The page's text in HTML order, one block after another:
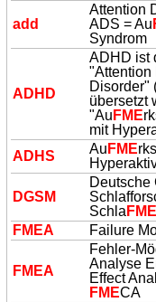
add
Attention
ADS = Au
Syndrom
ADHD
ADHD ist
"Attention
Disorder"
übersetzt
"Au FME
mit
ADHS Au FME
DGSM
Deutsche
Schla
FMEA Failure
FMEA
Fehler-
Analyse
Effect
FMECA